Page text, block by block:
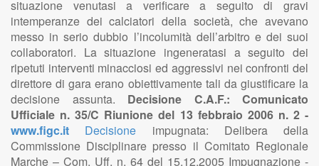
situazione venutasi a verificare a seguito di gravi
intemperanze dei calciatori della società, che avevano
messo in serio dubbio l’incolumità dell’arbitro e dei suoi
collaboratori. La situazione ingeneratasi a seguito dei
ripetuti interventi minacciosi ed aggressivi nei confronti del
direttore di gara erano obiettivamente tali da giustificare la
decisione assunta. Decisione C.A.F.: Comunicato
Ufficiale n. 35/C Riunione del 13 febbraio 2006 n. 2 -
www.figc.it
Decisione impugnata: Delibera della
Commissione Disciplinare presso il Comitato Regionale
Marche – Com. Uff. n. 64 del 15.12.2005 Impugnazione -